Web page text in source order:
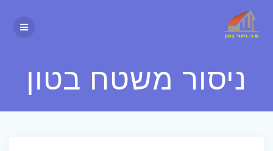
ניסור משטח בטון